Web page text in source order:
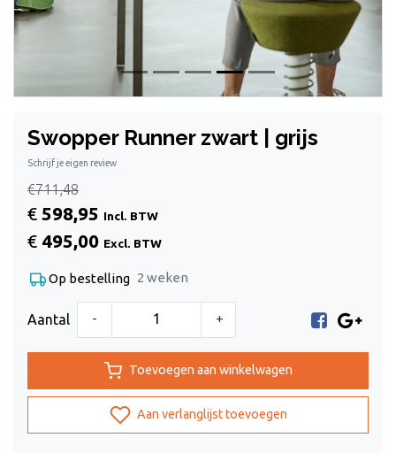
Swopper Runner zwart | grijs
Schrijf je eigen review
€711,48
€ 598,95 Incl. BTW
€ 495,00 Excl. BTW
Op bestelling 2 weken
Aantal - +
Toevoegen aan winkelwagen
Aan verlanglijst toevoegen